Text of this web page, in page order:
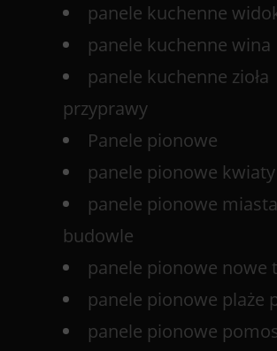
panele kuchenne
panele kuchenne wina
panele kuchenne zioła
przyprawy
Panele pionowe
panele pionowe kwiaty
panele pionowe miasta
budowle
panele pionowe nowe
panele pionowe plaże
panele pionowe